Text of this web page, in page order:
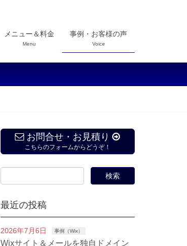
メニュー＆料金
Menu
事例・お客様の声
Voice
お問合せ・お見積り
こちらのフォームからどうぞ！
最近の投稿
2026年7月6日 事例（Wix）
Wixサイト＆メールを独自ドメイン